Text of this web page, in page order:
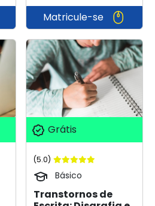
Matricule-se
Grátis
(5.0)
Básico
Transtornos de